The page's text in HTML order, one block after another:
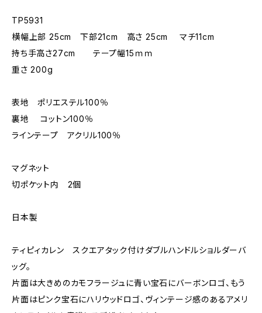
TP5931
横幅上部 25cm 下部21cm 高さ 25cm マチ11cm
持ち手高さ27cm テープ幅15ｍｍ
重さ 200g
表地 ポリエステル100％
裏地 コットン100％
ラインテープ アクリル100％
マグネット
切ポケット内 2個
日本製
ティピィカレン スクエアタック付けダブルハンドルショルダーバ
ッグ。
片面は大きめのカモフラージュに青い宝石にバーボンロゴ、もう
片面はピンク宝石にハリウッドロゴ、ヴィンテージ感のあるアメリ